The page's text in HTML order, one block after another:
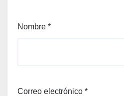
Nombre *
Correo electrónico *